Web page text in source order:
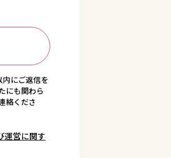
にご返信を
にも関わら
絡くださ
運営に関す